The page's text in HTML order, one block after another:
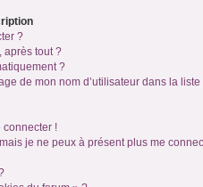
?
après tout ?
?
de mon nom d’utilisateur dans la liste
connecter !
je ne peux à présent plus me